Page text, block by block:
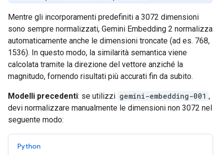
Mentre gli incorporamenti predefiniti a 3072 dimensioni
sono sempre normalizzati, Gemini Embedding 2 normalizza
automaticamente anche le dimensioni troncate (ad es. 768,
1536). In questo modo, la similarità semantica viene
calcolata tramite la direzione del vettore anziché la
magnitudo, fornendo risultati più accurati fin da subito.
Modelli precedenti: se utilizzi gemini-embedding-001 ,
devi normalizzare manualmente le dimensioni non 3072 nel
seguente modo:
Python